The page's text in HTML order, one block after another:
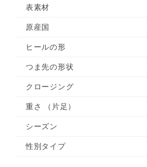
表素材
原産国
ヒールの形
つま先の形状
クロージング
重さ （片足）
シーズン
性別タイプ